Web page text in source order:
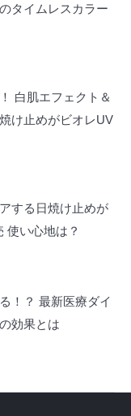
タイムレスカラー
白肌エフェクト＆
け止めがビオレUV
する日焼け止めが
使い心地は？
！？ 最新医療ダイ
効果とは